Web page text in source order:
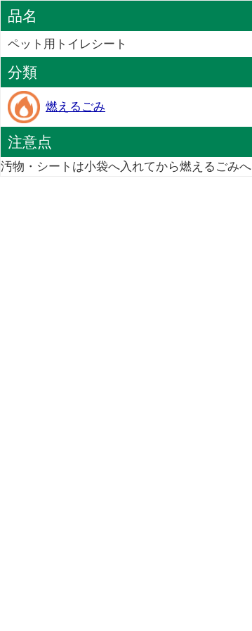
品名
ペット用トイレシート
分類
燃えるごみ
注意点
汚物・シートは小袋へ入れてから燃えるごみへ